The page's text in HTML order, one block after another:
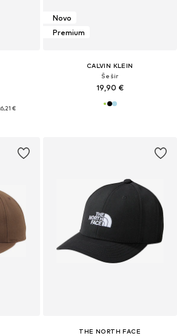
6,21 €
Novo
Premium
CALVIN KLEIN
Šešir
19,90 €
THE NORTH FACE